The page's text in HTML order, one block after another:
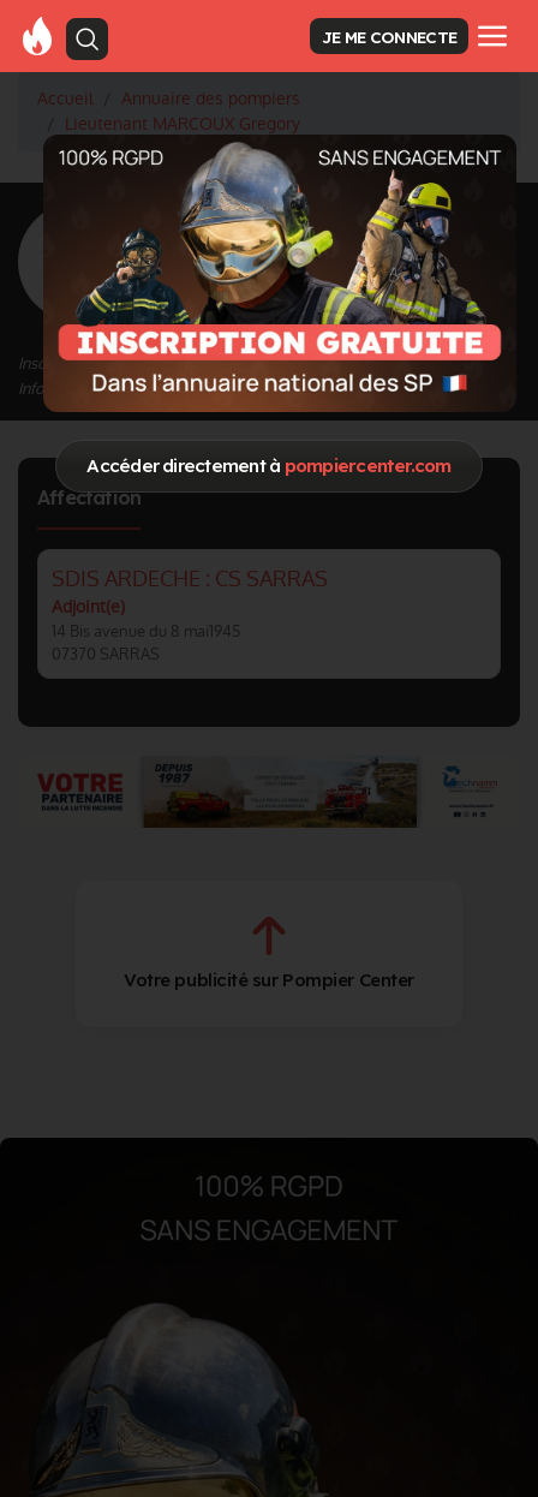
Accéder directement à pompiercenter.com
JE ME CONNECTE
Accueil
Annuaire des pompiers
Lieutenant MARCOUX Gregory
<Retour à la liste des pompiers
MARCOUX
Gregory
Grade : Lieutenant
Inscrit depuis le 11/09/2020 à 17:17
Informations mises à jour le 04/01/2023 à 11:48
Affectation
SDIS ARDECHE : CS SARRAS
Adjoint(e)
14 Bis avenue du 8 mai1945
07370 SARRAS
Votre publicité sur Pompier Center